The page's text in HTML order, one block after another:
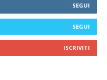
SEGUI
SEGUI
ISCRIVITI